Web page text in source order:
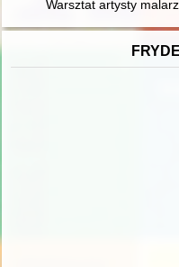
Warsztat artysty